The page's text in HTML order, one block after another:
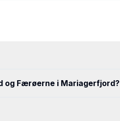
og Færøerne i Mariagerfjord?